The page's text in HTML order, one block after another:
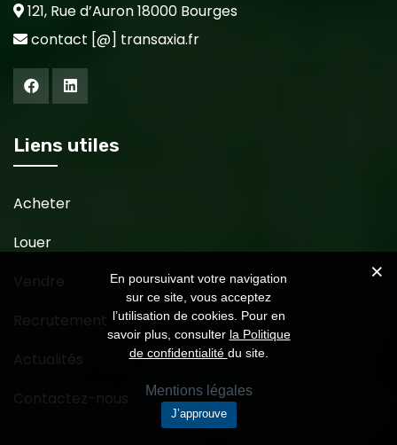
121, Rue d’Auron 18000 Bourges
contact [@] transaxia.fr
Liens utiles
Acheter
Louer
Vendre
Recrutement
Actualités
Contactez-nous
En poursuivant votre navigation
sur ce site, vous acceptez
l’utilisation de cookies. Pour en
savoir plus, consulter la Politique
de confidentialité du site.
Mentions légales
J’approuve